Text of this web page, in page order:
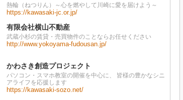
熱輪（ねつりん）～心を燃やして川崎に愛を届けよう～
https://kawasaki-jc.or.jp/
有限会社横山不動産
武蔵小杉の賃貸・売買物件のことならお任せください
http://www.yokoyama-fudousan.jp/
かわさき創造プロジェクト
パソコン・スマホ教室の開催を中心に、 皆様の豊かなシニ
アライフを応援します
https://kawasaki-sozo.net/